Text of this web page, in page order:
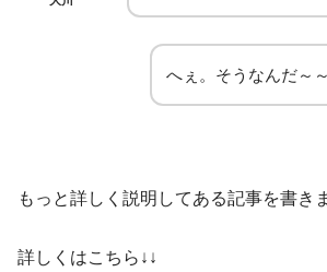
へぇ。そうなんだ～
もっと詳しく説明してある記事を書き
詳しくはこちら↓↓